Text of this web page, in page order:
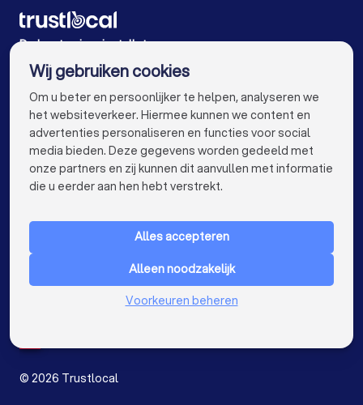
Airco installateurs in Lebbeke
Airco installateurs in Wichelen
Airco installateurs in Antwerpen
Airco installateurs in Gent
Airco installateurs in Brugge
Airco installateurs in Leuven
Airco installateurs in Kortrijk
Airco installateurs in Hasselt
Airco installateurs in Sint-Niklaas
De beste airco installateurs voor u
VOOR PARTICULIEREN keyboard_arrow_down
Nederland
© 2026 Trustlocal
Wij gebruiken cookies
Om u beter en persoonlijker te helpen, analyseren we
het websiteverkeer. Hiermee kunnen we content en
advertenties personaliseren en functies voor social
media bieden. Deze gegevens worden gedeeld met
onze partners en zij kunnen dit aanvullen met informatie
die u eerder aan hen hebt verstrekt.
Alles accepteren
Alleen noodzakelijk
Voorkeuren beheren